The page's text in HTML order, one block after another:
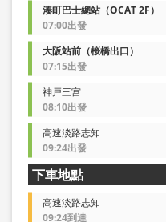
湊町巴士總站（OCAT 2F）
07:00出發
大阪站前（桜橋出口）
07:15出發
神戸三宫
08:10出發
高速淡路志知
09:24出發
下車地點
高速淡路志知
09:24到達